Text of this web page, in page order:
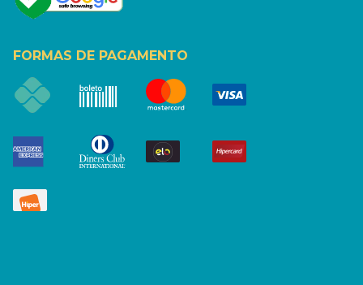
FORMAS DE PAGAMENTO